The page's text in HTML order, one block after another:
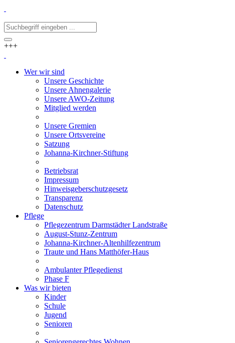
+++
Wer wir sind
Unsere Geschichte
Unsere Ahnengalerie
Unsere AWO-Zeitung
Mitglied werden
Unsere Gremien
Unsere Ortsvereine
Satzung
Johanna-Kirchner-Stiftung
Betriebsrat
Impressum
Hinweisgeberschutzgesetz
Transparenz
Datenschutz
Pflege
Pflegezentrum Darmstädter Landstraße
August-Stunz-Zentrum
Johanna-Kirchner-Altenhilfezentrum
Traute und Hans Matthöfer-Haus
Ambulanter Pflegedienst
Phase F
Was wir bieten
Kinder
Schule
Jugend
Senioren